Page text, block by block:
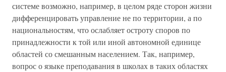
системе возможно, например, в целом ряде сторон жизни
дифференцировать управление не по территории, а по
национальностям, что ослабляет остроту споров по
принадлежности к той или иной автономной единице
областей со смешанным населением. Так, например,
вопрос о языке преподавания в школах в таких областях